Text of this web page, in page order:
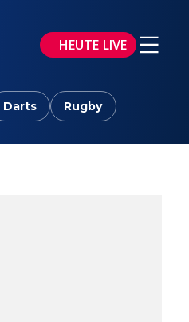
HEUTE LIVE
Darts Rugby